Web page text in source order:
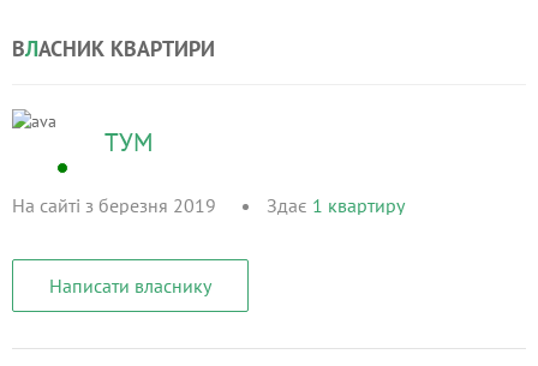
ВЛАСНИК КВАРТИРИ
ТУМ
На сайті з березня 2019 Здає 1 квартиру
Написати власнику